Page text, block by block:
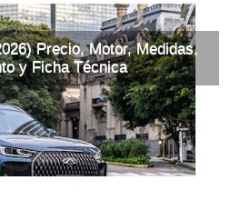
Precio, Motor, Medidas,
y Ficha Técnica